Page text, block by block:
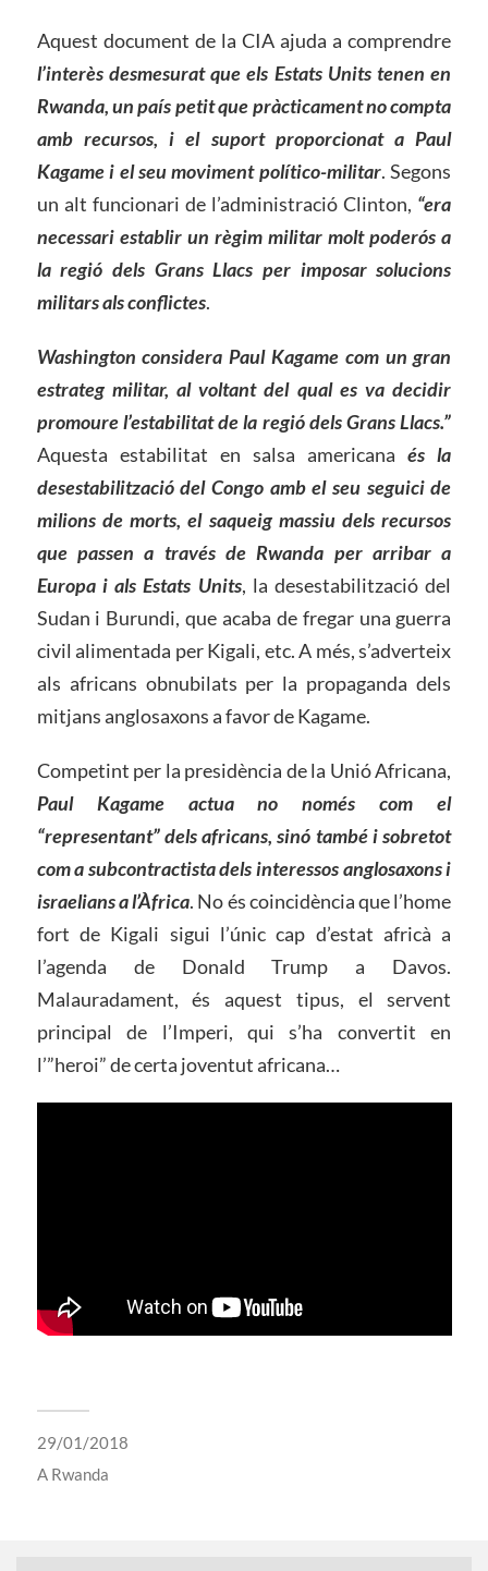
Aquest document de la CIA ajuda a comprendre
l’interès desmesurat que els Estats Units tenen en
Rwanda, un país petit que pràcticament no compta
amb recursos, i el suport proporcionat a Paul
Kagame i el seu moviment político-militar. Segons
un alt funcionari de l’administració Clinton, “era
necessari establir un règim militar molt poderós a
la regió dels Grans Llacs per imposar solucions
militars als conflictes.
Washington considera Paul Kagame com un gran
estrateg militar, al voltant del qual es va decidir
promoure l’estabilitat de la regió dels Grans Llacs.”
Aquesta estabilitat en salsa americanaés la
desestabilització del Congo amb el seu seguici de
milions de morts, el saqueig massiu dels recursos
que passen a través de Rwanda per arribar a
Europa i als Estats Units, la desestabilització del
Sudan i Burundi, que acaba de fregar una guerra
civil alimentada per Kigali, etc. A més, s’adverteix
als africans obnubilats per la propaganda dels
mitjans anglosaxons a favor de Kagame.
Competint per la presidència de la Unió Africana,
Paul Kagame actua no només com el
“representant” dels africans, sinó també i sobretot
com a subcontractista dels interessos anglosaxons i
israelians a l’Àfrica. No és coincidència que l’home
fort de Kigali sigui l’únic cap d’estat africà a
l’agenda de Donald Trump a Davos.
Malauradament, és aquest tipus, el servent
principal de l’Imperi, qui s’ha convertit en
l’”heroi” de certa joventut africana…
29/01/2018
A Rwanda